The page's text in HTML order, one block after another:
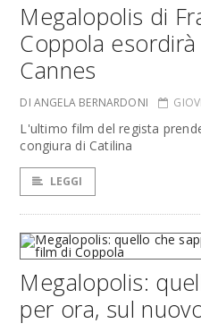
Megalopolis di
Coppola esordirà
Cannes
DI ANGELA BERNARDONI
L'ultimo film del regista
congiura di Catilina
LEGGI
Megalopolis:
per ora, sul